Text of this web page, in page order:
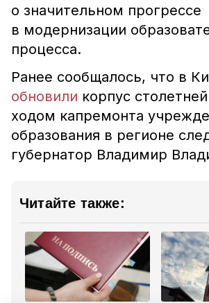
о значительном прогрессе
в модернизации
процесса.
Ранее сообщалось, что в
обновили корпус
ходом капремонта
образования в регионе
губернатор Владимир
Читайте также: